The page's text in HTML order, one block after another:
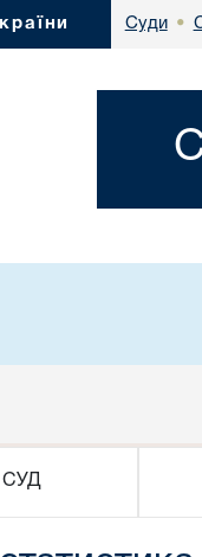
Суди •
СУД